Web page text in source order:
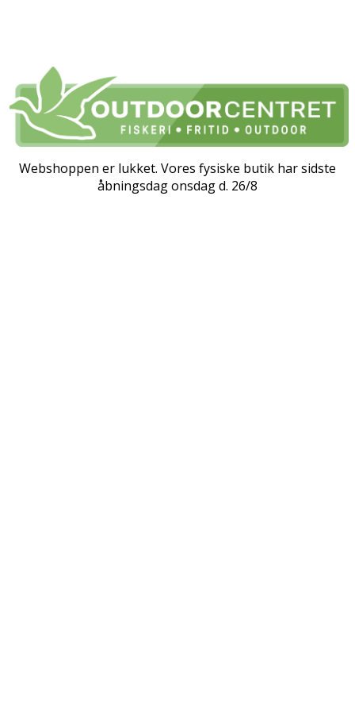
Webshoppen er lukket. Vores fysiske butik har sidste
åbningsdag onsdag d. 26/8